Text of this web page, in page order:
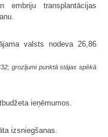
embriju transplantācijas
valsts nodeva 26,86
grozījumi punktā stājas spēkā
ieņēmumos.
izsniegšanas.